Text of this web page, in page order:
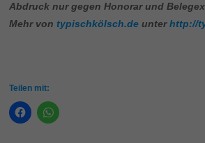
Abdruck nur gegen Honorar und
Mehr vontypischkölsch.de unterhttp://
Teilen mit: